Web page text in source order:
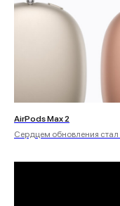
AirPods Max 2
Сердцем обновления